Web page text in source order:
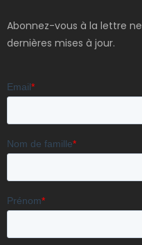
Abonnez-vous à la lettre
dernières mises à jour.